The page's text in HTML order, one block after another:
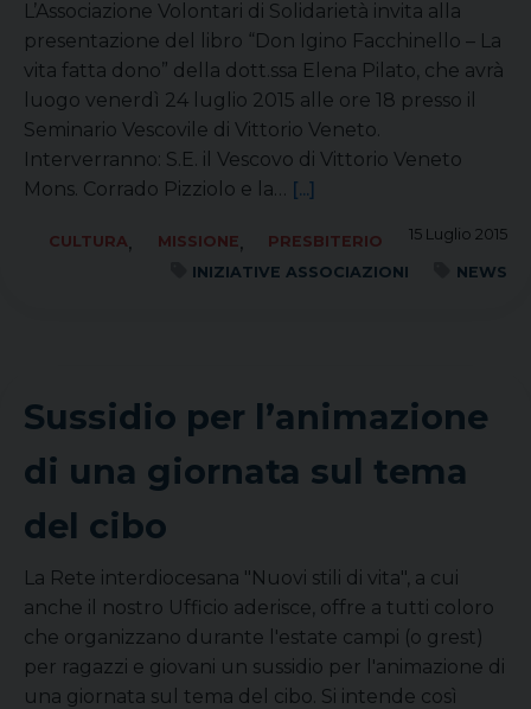
L’Associazione Volontari di Solidarietà invita alla
presentazione del libro “Don Igino Facchinello – La
vita fatta dono” della dott.ssa Elena Pilato, che avrà
luogo venerdì 24 luglio 2015 alle ore 18 presso il
Seminario Vescovile di Vittorio Veneto.
Interverranno: S.E. il Vescovo di Vittorio Veneto
Mons. Corrado Pizziolo e la… [...]
15 Luglio 2015
CULTURA, MISSIONE,
PRESBITERIO
INIZIATIVE ASSOCIAZIONI
NEWS
Sussidio per l’animazione
di una giornata sul tema
del cibo
La Rete interdiocesana "Nuovi stili di vita", a cui
anche il nostro Ufficio aderisce, offre a tutti coloro
che organizzano durante l'estate campi (o grest)
per ragazzi e giovani un sussidio per l'animazione di
una giornata sul tema del cibo. Si intende così